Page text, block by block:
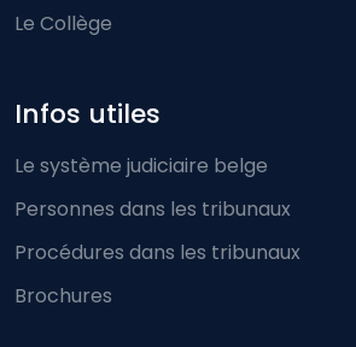
Le Collège
Infos utiles
Le système judiciaire belge
Personnes dans les tribunaux
Procédures dans les tribunaux
Brochures